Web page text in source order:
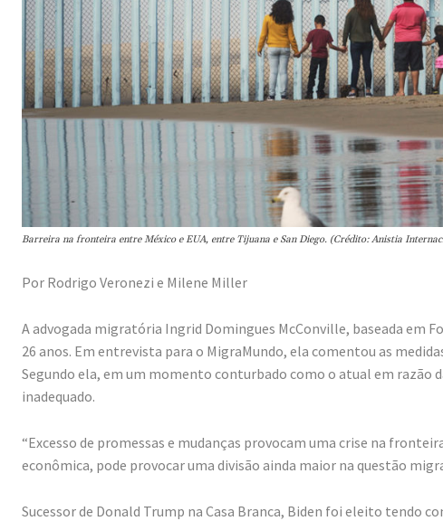
Barreira na fronteira entre México e EUA, entre Tijuana e San Diego. (Crédito: Anistia
Por Rodrigo Veronezi e Milene Miller
A advogada migratória Ingrid Domingues McConville, baseada em
26 anos. Em entrevista para o MigraMundo, ela comentou as
Segundo ela, em um momento conturbado como o atual em
inadequado.
“Excesso de promessas e mudanças provocam uma crise na
econômica, pode provocar uma divisão ainda maior na questão
Sucessor de Donald Trump na Casa Branca, Biden foi eleito tendo